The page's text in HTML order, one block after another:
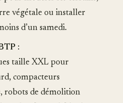
végétale ou installer
d’un samedi.
:
taille XXL pour
compacteurs
robots de démolition